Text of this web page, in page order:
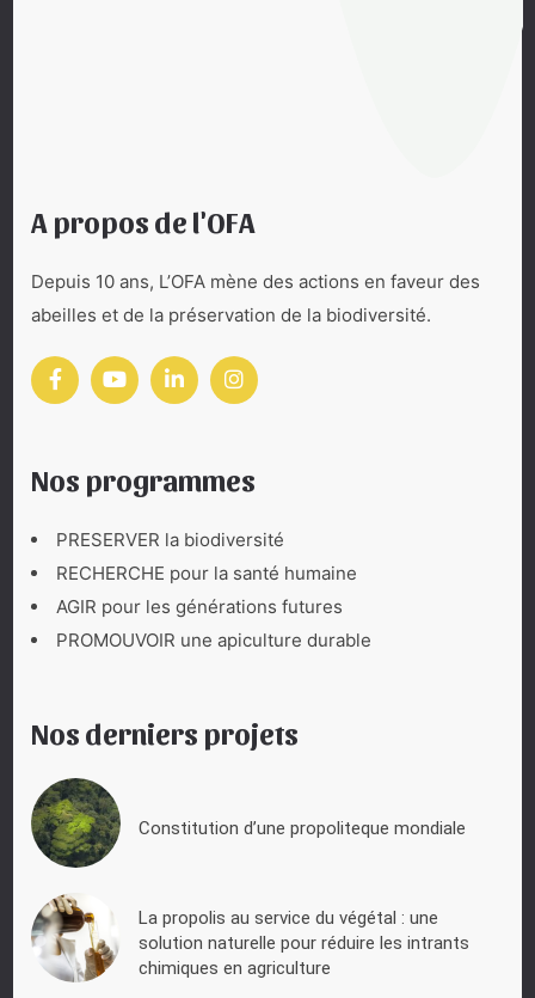
A propos de l'OFA
Depuis 10 ans, L’OFA mène des actions en faveur des
abeilles et de la préservation de la biodiversité.
Nos programmes
PRESERVER la biodiversité
RECHERCHE pour la santé humaine
AGIR pour les générations futures
PROMOUVOIR une apiculture durable
Nos derniers projets
Constitution d’une propoliteque mondiale
La propolis au service du végétal : une
solution naturelle pour réduire les intrants
chimiques en agriculture